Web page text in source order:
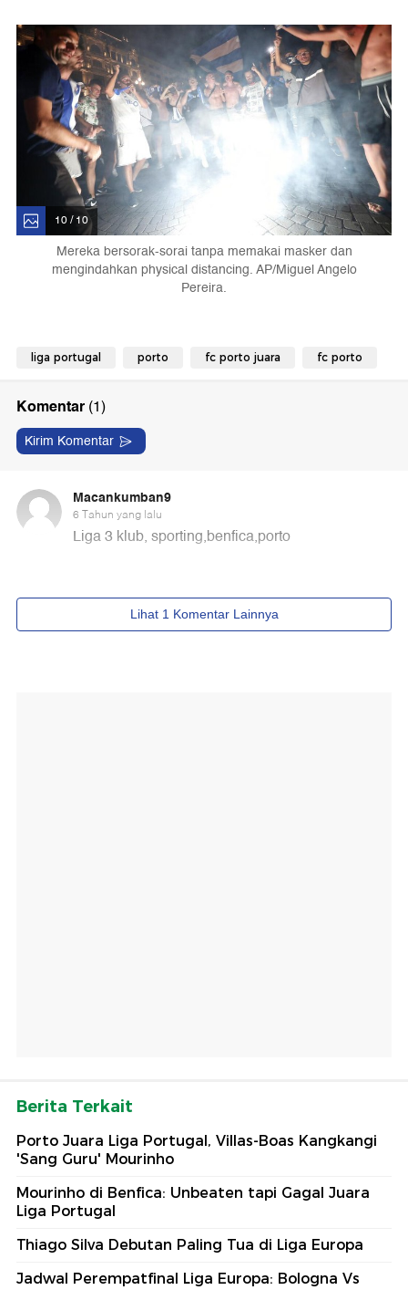
10 / 10
Mereka bersorak-sorai tanpa memakai masker dan
mengindahkan physical distancing. AP/Miguel Angelo
Pereira.
liga portugal porto fc porto juara fc porto
Berita Terkait
Porto Juara Liga Portugal, Villas-Boas Kangkangi
'Sang Guru' Mourinho
Mourinho di Benfica: Unbeaten tapi Gagal Juara
Liga Portugal
Thiago Silva Debutan Paling Tua di Liga Europa
Jadwal Perempatfinal Liga Europa: Bologna Vs